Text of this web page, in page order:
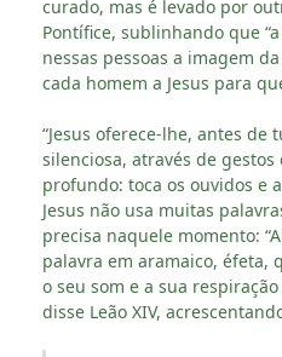
curado, mas é levado por
Pontífice, sublinhando que
nessas pessoas a imagem
cada homem a Jesus para
“Jesus oferece-lhe, antes
silenciosa, através de
profundo: toca os ouvidos e
Jesus não usa muitas
precisa naquele momento:
palavra em aramaico, éfeta,
o seu som e a sua respiração
disse Leão XIV,